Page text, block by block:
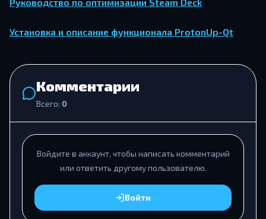
Установка и описание функционала ProtonUp-Qt
Комментарии
Всего: 0
Войдите в аккаунт, чтобы написать комментарий
или ответить другому пользователю.
Войти